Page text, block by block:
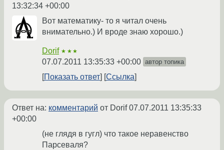
13:32:34 +00:00
Вот математику- то я читал очень
внимательно.) И вроде знаю хорошо.)
Dorif ★★★
07.07.2011 13:35:33 +00:00 автор топика
Показать ответ Ссылка
Ответ на: комментарий от Dorif07.07.2011 13:35:33
+00:00
(не глядя в гугл) что такое неравенство
Парсеваля?